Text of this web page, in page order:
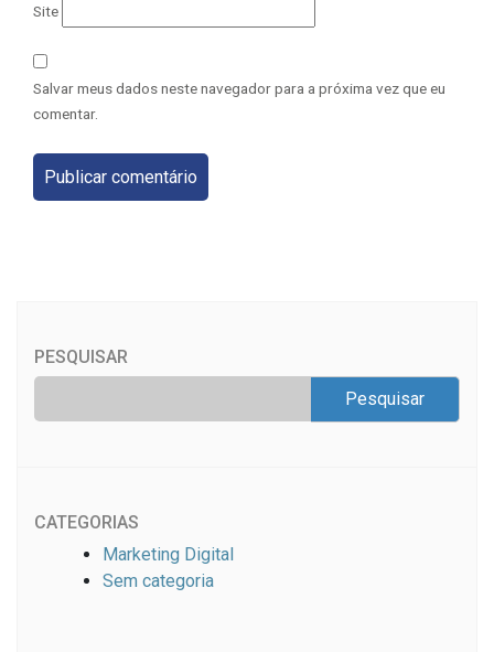
Site
Salvar meus dados neste navegador para a próxima vez que eu
comentar.
PESQUISAR
CATEGORIAS
Marketing Digital
Sem categoria